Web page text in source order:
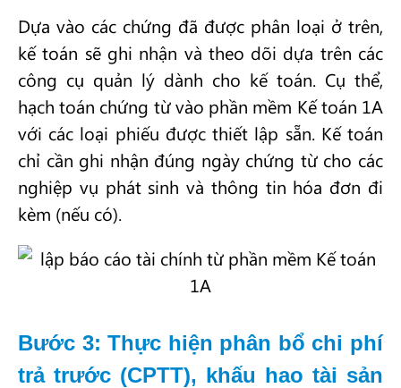
Dựa vào các chứng đã được phân loại ở trên,
kế toán sẽ ghi nhận và theo dõi dựa trên các
công cụ quản lý dành cho kế toán. Cụ thể,
hạch toán chứng từ vào phần mềm Kế toán 1A
với các loại phiếu được thiết lập sẵn. Kế toán
chỉ cần ghi nhận đúng ngày chứng từ cho các
nghiệp vụ phát sinh và thông tin hóa đơn đi
kèm (nếu có).
Bước 3: Thực hiện phân bổ chi phí
trả trước (CPTT), khấu hao tài sản